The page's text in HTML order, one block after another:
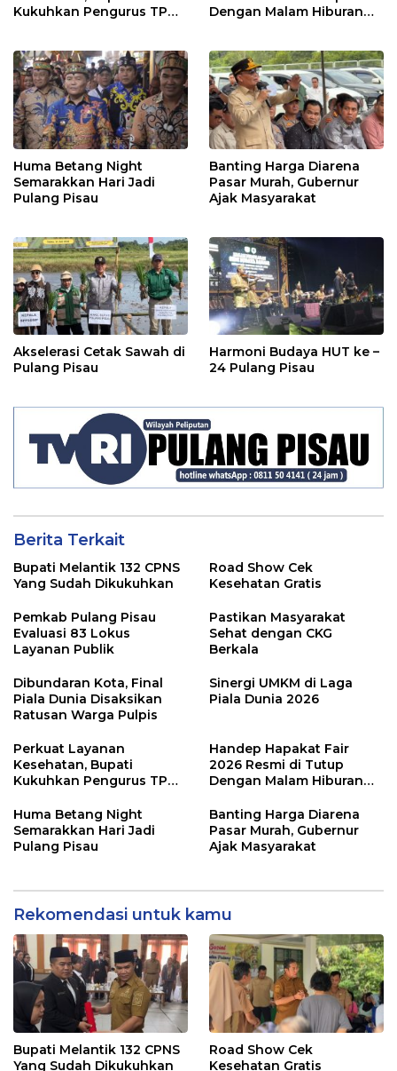
Kukuhkan Pengurus TP
Dengan Malam Hiburan
Huma Betang Night
Semarakkan Hari Jadi
Pulang Pisau
Banting Harga Diarena
Pasar Murah, Gubernur
Ajak Masyarakat
Akselerasi Cetak Sawah di
Pulang Pisau
Harmoni Budaya HUT ke –
24 Pulang Pisau
Berita Terkait
Bupati Melantik 132 CPNS
Yang Sudah Dikukuhkan
Road Show Cek
Kesehatan Gratis
Pemkab Pulang Pisau
Evaluasi 83 Lokus
Layanan Publik
Pastikan Masyarakat
Sehat dengan CKG
Berkala
Dibundaran Kota, Final
Piala Dunia Disaksikan
Ratusan Warga Pulpis
Sinergi UMKM di Laga
Piala Dunia 2026
Perkuat Layanan
Kesehatan, Bupati
Kukuhkan Pengurus TP
Handep Hapakat Fair
2026 Resmi di Tutup
Dengan Malam Hiburan
Huma Betang Night
Semarakkan Hari Jadi
Pulang Pisau
Banting Harga Diarena
Pasar Murah, Gubernur
Ajak Masyarakat
Rekomendasi untuk kamu
Bupati Melantik 132 CPNS
Yang Sudah Dikukuhkan
Road Show Cek
Kesehatan Gratis